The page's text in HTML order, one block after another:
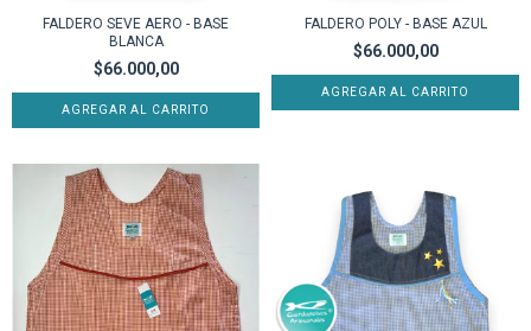
FALDERO SEVE AERO - BASE
BLANCA
$66.000,00
AGREGAR AL CARRITO
FALDERO POLY - BASE AZUL
$66.000,00
AGREGAR AL CARRITO